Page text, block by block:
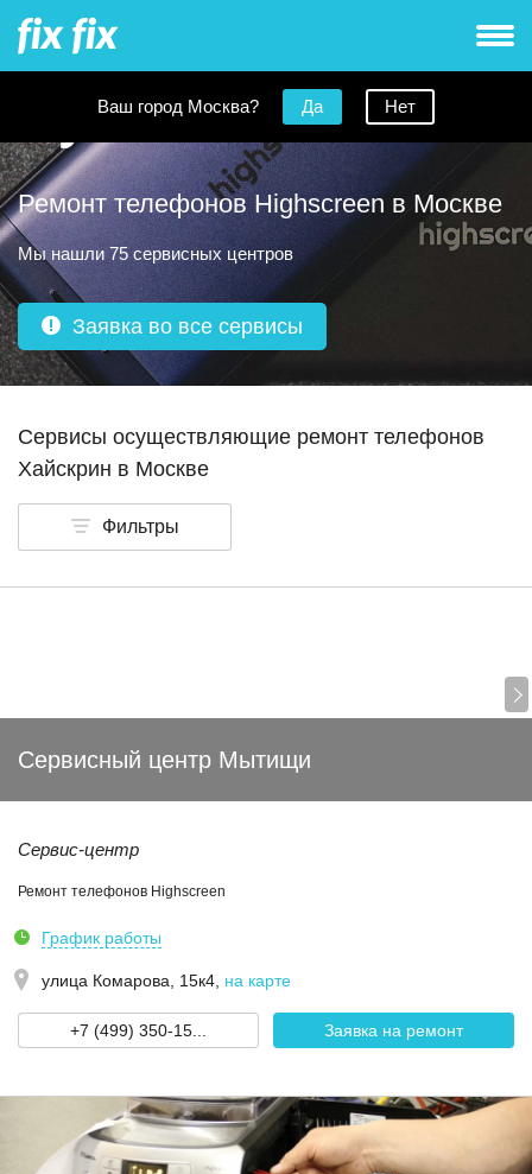
Ваш город Москва? Да Нет
Ремонт телефонов Highscreen в Москве
Мы нашли 75 сервисных центров
Заявка во все сервисы
Сервисы осуществляющие ремонт телефонов
Хайскрин в Москве
Фильтры
Сервисный центр Мытищи
Сервис-центр
Ремонт телефонов Highscreen
График работы
улица Комарова, 15к4 на карте
+7 (499) 350-15... Заявка на ремонт